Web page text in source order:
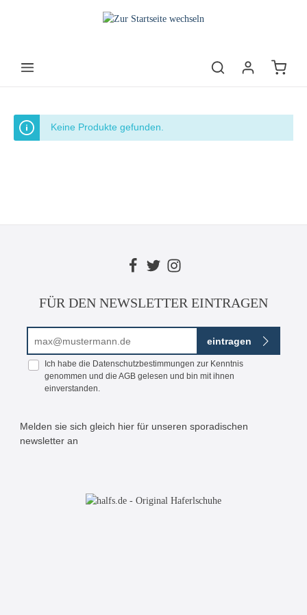
Keine Produkte gefunden.
FÜR DEN NEWSLETTER EINTRAGEN
eintragen
Ich habe die Datenschutzbestimmungen zur Kenntnis
genommen und die AGB gelesen und bin mit ihnen
einverstanden.
Melden sie sich gleich hier für unseren sporadischen
newsletter an